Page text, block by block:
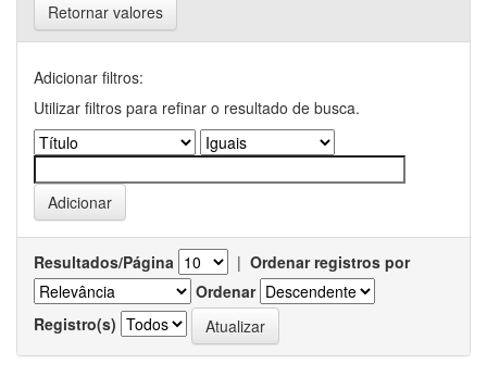
Retornar valores
Adicionar filtros:
Utilizar filtros para refinar o resultado de busca.
Resultados/Página | Ordenar registros por
Ordenar
Registro(s)